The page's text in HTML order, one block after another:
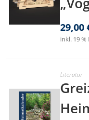
29,00
inkl. 19 %
Literatur